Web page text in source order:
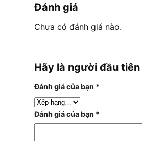
Đánh giá
Chưa có đánh giá nào.
Hãy là người đầu
Đánh giá của bạn *
Đánh giá của bạn *